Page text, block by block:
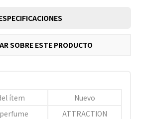
SOBRE ESTE PRODUCTO
ítem
Nuevo
ATTRACTION